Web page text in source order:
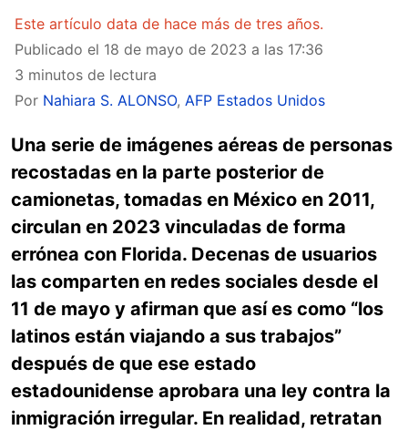
Este artículo data de hace más de tres años.
Publicado el 18 de mayo de 2023 a las 17:36
3 minutos de lectura
Por Nahiara S. ALONSO, AFP Estados Unidos
Una serie de imágenes aéreas de personas
recostadas en la parte posterior de
camionetas, tomadas en México en 2011,
circulan en 2023 vinculadas de forma
errónea con Florida. Decenas de usuarios
las comparten en redes sociales desde el
11 de mayo y afirman que así es como “los
latinos están viajando a sus trabajos”
después de que ese estado
estadounidense aprobara una ley contra la
inmigración irregular. En realidad, retratan